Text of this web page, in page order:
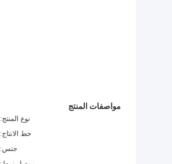
مواصفات المنتج
نوع المنتج:
خط الانتاج:
جنس: